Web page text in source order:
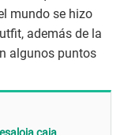
mundo se hizo
además de la
algunos puntos